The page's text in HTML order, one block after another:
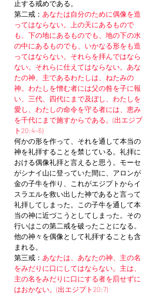
止する戒めである。
第二戒： あなたは自分のために偶像を造
ってはならない。上の天にあるもので
も、下の地にあるものでも、地の下の水
の中にあるものでも、いかなる形をも造
ってはならない。それらを拝んではなら
ない。それらに仕えてはならない。あな
たの神、主であるわたしは、ねたみの
神。わたしを憎む者には父の咎を子に報
い、三代、四代にまで及ぼし、わたしを
愛し、わたしの命令を守る者には、恵み
を千代にまで施すからである。(出エジプ
ト20:4~6)
何かの形を作って、それを通して本当の
神を礼拝することを禁じている。礼拝に
おける偶像礼拝と言えると思う。モーセ
がシナイ山に登っていた間に、アロンが
金の子牛を作り、これがエジプトからイ
スラエルを救い出した神であると言って
礼拝してしまった。この子牛を通して本
当の神に近づこうとしてしまった。その
行いはこの第二戒を破ったことになる。
他の神々を偶像として礼拝することも含
まれる。
第三戒： あなたは、あなたの神、主の名
をみだりに口にしてはならない。主は、
主の名をみだりに口にする者を罰せずに
はおかない。(出エジプト20:7)